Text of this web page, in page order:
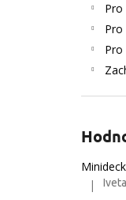
Pro
Pro
|